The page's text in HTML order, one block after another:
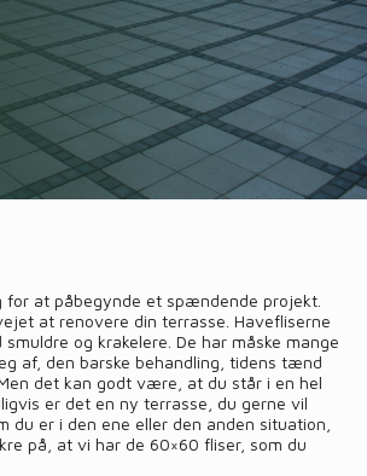
for at påbegynde et spændende projekt.
at renovere din terrasse. Havefliserne
og krakelere. De har måske mange
af, den barske behandling, tidens tænd
det kan godt være, at du står i en hel
er det en ny terrasse, du gerne vil
du er i den ene eller den anden situation,
på, at vi har de 60×60 fliser, som du